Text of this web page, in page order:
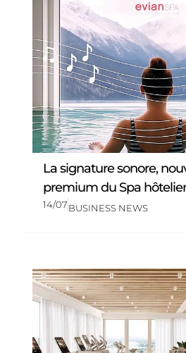
La signature sonore,
premium du Spa hôtelier
14/07BUSINESS NEWS